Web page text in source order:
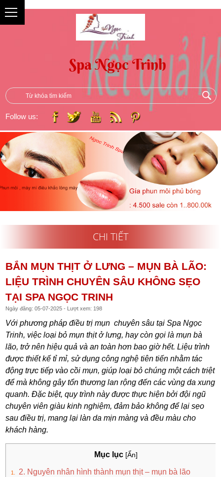
Follow us:
CHI TIẾT
BẮN MỤN THỊT Ở LƯNG – MỤN BÀ LÃO:
LIỆU TRÌNH CHUYÊN SÂU KHÔNG SẸO
TẠI SPA NGỌC TRINH
Ngày đăng: 05-07-2025 - Lượt xem: 198
Với phương pháp điều trị mụn chuyên sâu tại Spa Ngọc
Trinh, việc loại bỏ mụn thịt ở lưng, hay còn gọi là mụn bà
lão, trở nên hiệu quả và an toàn hơn bao giờ hết. Liệu trình
được thiết kế tỉ mỉ, sử dụng công nghệ tiên tiến nhằm tác
động trực tiếp vào cồi mụn, giúp loại bỏ chúng một cách triệt
để mà không gây tổn thương lan rộng đến các vùng da xung
quanh. Đặc biệt, quy trình này được thực hiện bởi đội ngũ
chuyên viên giàu kinh nghiệm, đảm bảo không để lại sẹo
sau điều trị, mang lại làn da mịn màng và đều màu cho
khách hàng.
Mục lục [Ẩn]
2. Nguyên nhân hình thành mụn thịt – mụn bà lão